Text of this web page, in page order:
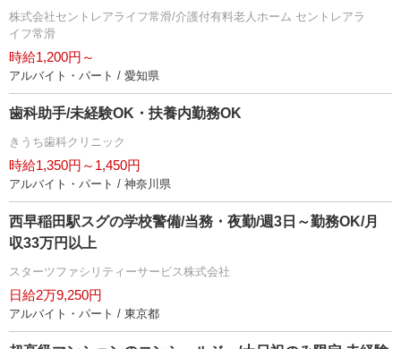
株式会社セントレアライフ常滑/介護付有料老人ホーム セントレアラ
イフ常滑
時給1,200円～
アルバイト・パート / 愛知県
歯科助手/未経験OK・扶養内勤務OK
きうち歯科クリニック
時給1,350円～1,450円
アルバイト・パート / 神奈川県
西早稲田駅スグの学校警備/当務・夜勤/週3日～勤務OK/月
収33万円以上
スターツファシリティーサービス株式会社
日給2万9,250円
アルバイト・パート / 東京都